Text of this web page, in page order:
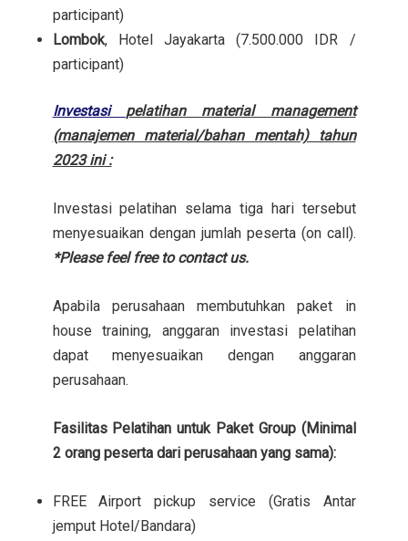
participant)
Lombok, Hotel Jayakarta (7.500.000 IDR /
participant)
Investasi pelatihan material management
(manajemen material/bahan mentah) tahun
2023 ini :
Investasi pelatihan selama tiga hari tersebut
menyesuaikan dengan jumlah peserta (on call).
*Please feel free to contact us.
Apabila perusahaan membutuhkan paket in
house training, anggaran investasi pelatihan
dapat menyesuaikan dengan anggaran
perusahaan.
Fasilitas Pelatihan untuk Paket Group (Minimal
2 orang peserta dari perusahaan yang sama):
FREE Airport pickup service (Gratis Antar
jemput Hotel/Bandara)